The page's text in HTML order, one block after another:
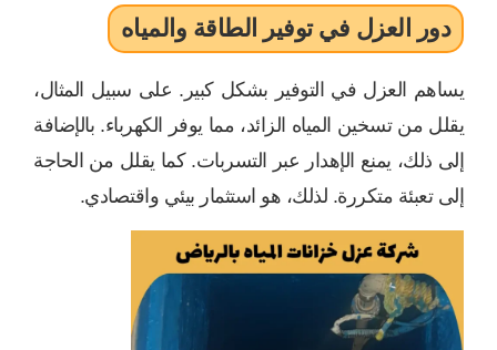
دور العزل في توفير الطاقة والمياه
يساهم العزل في التوفير بشكل كبير. على سبيل المثال،
يقلل من تسخين المياه الزائد، مما يوفر الكهرباء. بالإضافة
إلى ذلك، يمنع الإهدار عبر التسربات. كما يقلل من الحاجة
إلى تعبئة متكررة. لذلك، هو استثمار بيئي واقتصادي.